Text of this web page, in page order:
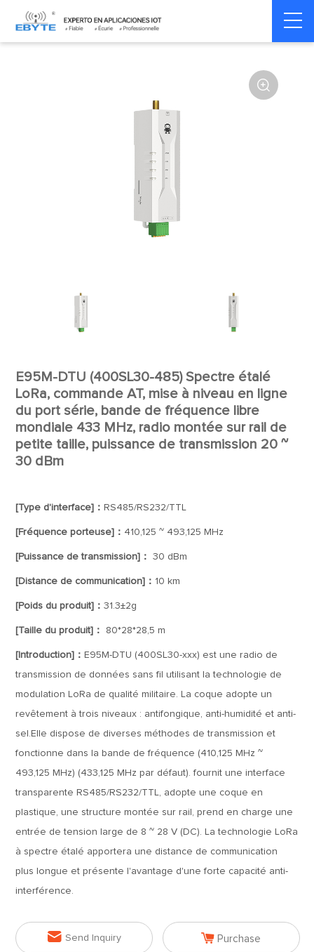
Home > Modem > Wireless modem LoRa wirelss modem

E95M-DTU (400SL30-485) Spectre étalé
LoRa, commande AT, mise à niveau en ligne
du port série, bande de fréquence libre
mondiale 433 MHz, radio montée sur rail de
petite taille, puissance de transmission 20 ~
30 dBm
[Type d'interface]： RS485/RS232/TTL
[Fréquence porteuse]： 410,125 ~ 493,125 MHz
[Puissance de transmission]： 30 dBm
[Distance de communication]： 10 km
[Poids du produit]：31.3±2g
[Taille du produit]： 80*28*28,5 m
[Introduction]： E95M-DTU (400SL30-xxx) est une radio de
transmission de données sans fil utilisant la technologie de
modulation LoRa de qualité militaire. La coque adopte un
revêtement à trois niveaux : antifongique, anti-humidité et anti-
sel.Elle dispose de diverses méthodes de transmission et
fonctionne dans la bande de fréquence (410,125 MHz ~
493,125 MHz) (433,125 MHz par défaut). fournit une interface
transparente RS485/RS232/TTL, adopte une coque en
plastique, une structure montée sur rail, prend en charge une
entrée de tension large de 8 ~ 28 V (DC). La technologie LoRa
à spectre étalé apportera une distance de communication
plus longue et présente l'avantage d'une forte capacité anti-
interférence.
 Send Inquiry  Purchase